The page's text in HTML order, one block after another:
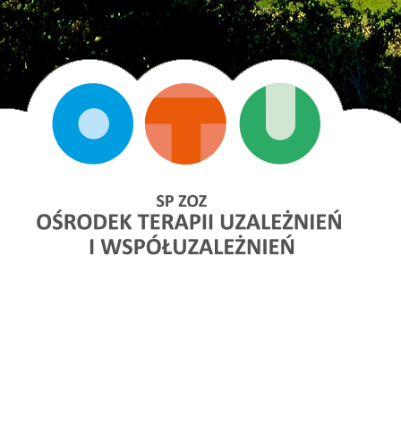
KADRA
ZASADY
PRZYJMOWANIA
Terapii
Uzależnień
od Alkoholu
Uzależnienie
od alkoholu